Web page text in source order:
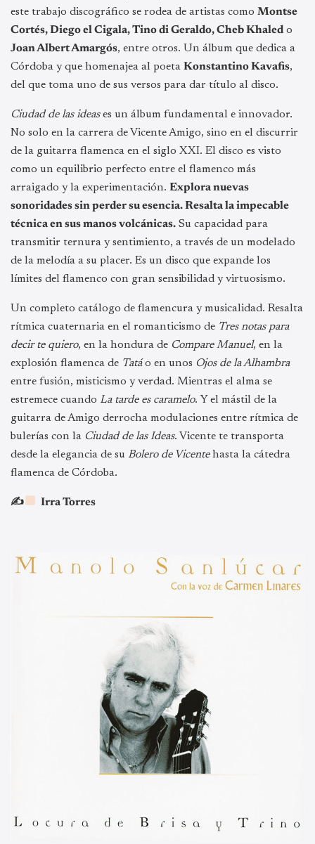
este trabajo discográfico se rodea de artistas como Montse
Cortés, Diego el Cigala, Tino di Geraldo, Cheb Khaledo
Joan Albert Amargós, entre otros. Un álbum que dedica a
Córdoba y que homenajea al poeta Konstantino Kavafis,
del que toma uno de sus versos para dar título al disco.
Ciudad de las ideases un álbum fundamental e innovador.
No solo en la carrera de Vicente Amigo, sino en el discurrir
de la guitarra flamenca en el siglo XXI. El disco es visto
como un equilibrio perfecto entre el flamenco más
arraigado y la experimentación. Explora nuevas
sonoridades sin perder su esencia. Resalta la impecable
técnica en sus manos volcánicas. Su capacidad para
transmitir ternura y sentimiento, a través de un modelado
de la melodía a su placer. Es un disco que expande los
límites del flamenco con gran sensibilidad y virtuosismo.
Un completo catálogo de flamencura y musicalidad. Resalta
rítmica cuaternaria en el romanticismo de Tres notas para
decir te quiero, en la hondura de Compare Manuel, en la
explosión flamenca de Tatáo en unos Ojos de la Alhambra
entre fusión, misticismo y verdad. Mientras el alma se
estremece cuando La tarde es caramelo. Y el mástil de la
guitarra de Amigo derrocha modulaciones entre rítmica de
bulerías con la Ciudad de las Ideas. Vicente te transporta
desde la elegancia de su Bolero de Vicentehasta la cátedra
flamenca de Córdoba.
✍ Irra Torres